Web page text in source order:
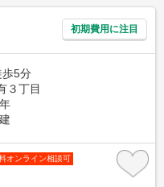
初期費用に注目
歩5分
３丁目
オンライン相談可